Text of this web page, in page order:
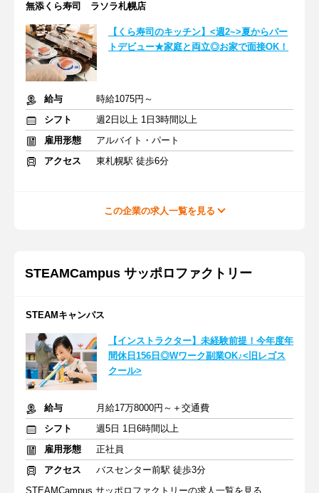
無添くら寿司 ラソラ札幌店
【くら寿司のキッチン】<週2~>夏からパー
トデビュー★家庭と両立◎お家で面接OK！
給与
時給1075円～
シフト
週2日以上 1日3時間以上
雇用形態
アルバイト・パート
アクセス
東札幌駅 徒歩6分
この企業の求人一覧を見る
STEAMCampus サッポロファクトリー
STEAMキャンパス
【インストラクター】未経験前提！今年度年
間休日156日◎Wワーク副業OK♪<旧レゴス
クール>
給与
月給17万8000円～＋交通費
シフト
週5日 1日6時間以上
雇用形態
正社員
アクセス
バスセンター前駅 徒歩3分
STEAMCampus サッポロファクトリーの求人一覧を見る